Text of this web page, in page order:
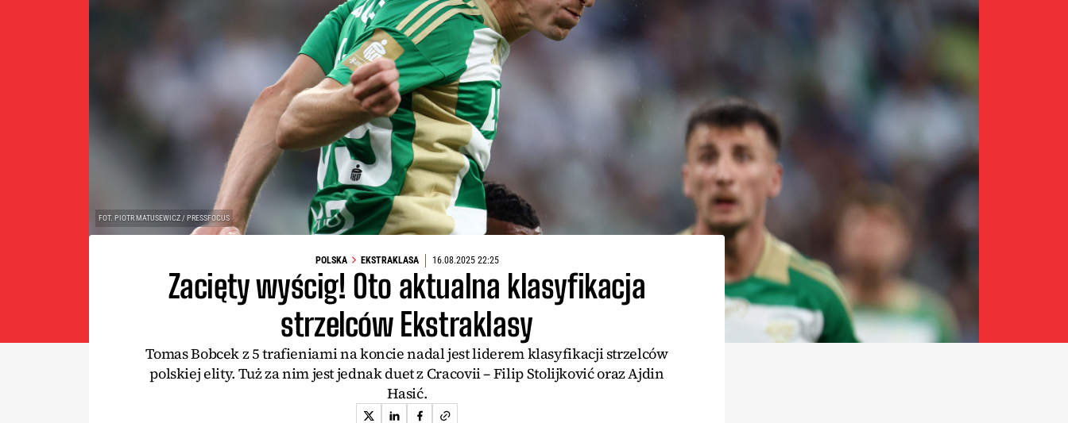
FOT. PIOTR MATUSEWICZ / PRESSFOCUS
POLSKA EKSTRAKLASA 16.08.2025 22:25
Zacięty wyścig! Oto aktualna klasyfikacja
strzelców Ekstraklasy
Tomas Bobcek z 5 trafieniami na koncie nadal jest liderem klasyfikacji strzelców
polskiej elity. Tuż za nim jest jednak duet z Cracovii – Filip Stolijković oraz Ajdin
Hasić.